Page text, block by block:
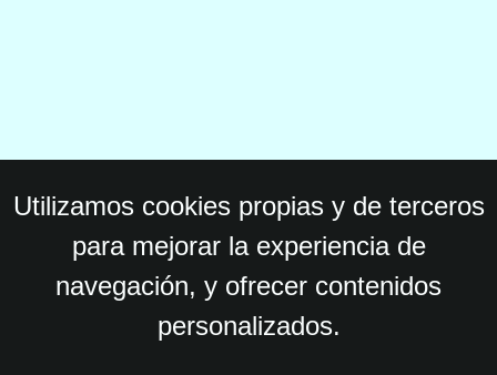
Utilizamos cookies propias y de terceros
para mejorar la experiencia de
navegación, y ofrecer contenidos
personalizados.